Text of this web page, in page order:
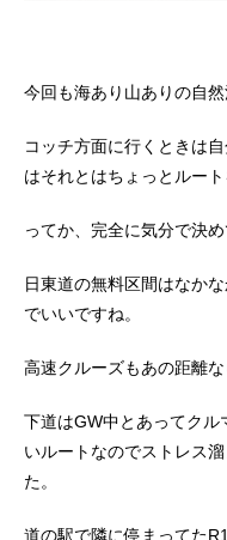
今回も海あり山ありの自然
コッチ方面に行くときは
はそれとはちょっとルート
ってか、完全に気分で決め
日東道の無料区間はなか
でいいですね。
高速クルーズもあの距離
下道はGW中とあってクル
いルートなのでストレス
た。
道の駅で隣に停まってた